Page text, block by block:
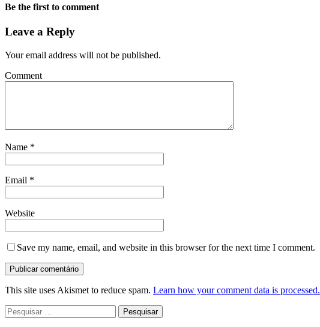
Be the first to comment
Leave a Reply
Your email address will not be published.
Comment
Name *
Email *
Website
Save my name, email, and website in this browser for the next time I comment.
This site uses Akismet to reduce spam. Learn how your comment data is processed.
Pesquisar
por: